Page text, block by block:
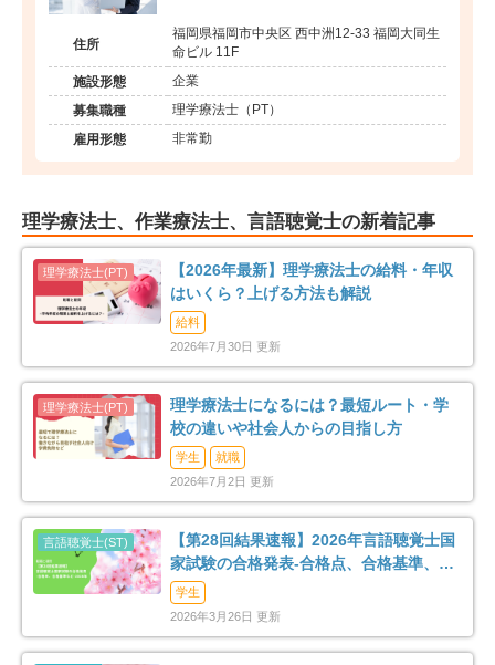
住所
福岡県福岡市中央区 西中洲12-33 福岡大同生
命ビル 11F
施設形態 企業
募集職種 理学療法士（PT）
雇用形態 非常勤
理学療法士、作業療法士、言語聴覚士の新着記事
【2026年最新】理学療法士の給料・年収
はいくら？上げる方法も解説
給料
2026年7月30日 更新
理学療法士になるには？最短ルート・学
校の違いや社会人からの目指し方
学生
就職
2026年7月2日 更新
【第28回結果速報】2026年言語聴覚士国
家試験の合格発表-合格点、合格基準、合
格率など-
学生
2026年3月26日 更新